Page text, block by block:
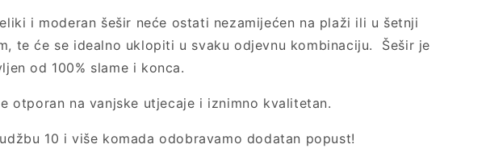
i moderan šešir neće ostati nezamijećen na plaži ili u šetnji
te će se idealno uklopiti u svaku odjevnu kombinaciju. Šešir je
od 100% slame i konca.
otporan na vanjske utjecaje i iznimno kvalitetan.
10 i više komada odobravamo dodatan popust!